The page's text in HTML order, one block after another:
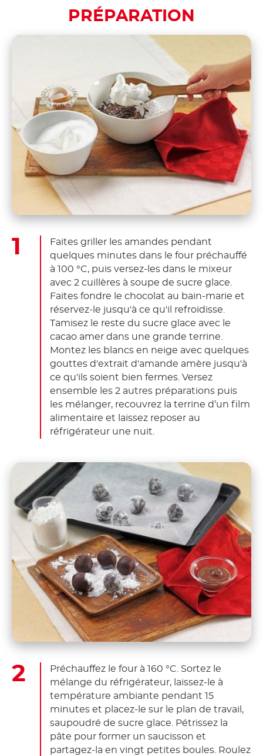
PRÉPARATION
Faites griller les amandes pendant
quelques minutes dans le four préchauffé
à 100 °C, puis versez-les dans le mixeur
avec 2 cuillères à soupe de sucre glace.
Faites fondre le chocolat au bain-marie et
réservez-le jusqu'à ce qu'il refroidisse.
Tamisez le reste du sucre glace avec le
cacao amer dans une grande terrine.
Montez les blancs en neige avec quelques
gouttes d'extrait d'amande amère jusqu'à
ce qu'ils soient bien fermes. Versez
ensemble les 2 autres préparations puis
les mélanger, recouvrez la terrine d’un film
alimentaire et laissez reposer au
réfrigérateur une nuit.
Préchauffez le four à 160 °C. Sortez le
mélange du réfrigérateur, laissez-le à
température ambiante pendant 15
minutes et placez-le sur le plan de travail,
saupoudré de sucre glace. Pétrissez la
pâte pour former un saucisson et
partagez-la en vingt petites boules. Roulez